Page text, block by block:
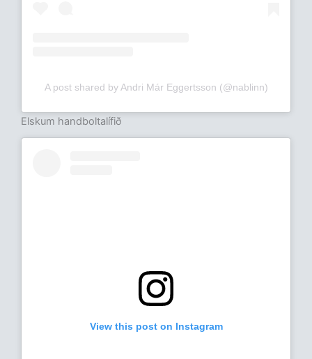
A post shared by Andri Már Eggertsson (@nablinn)
Elskum handboltalífið
View this post on Instagram